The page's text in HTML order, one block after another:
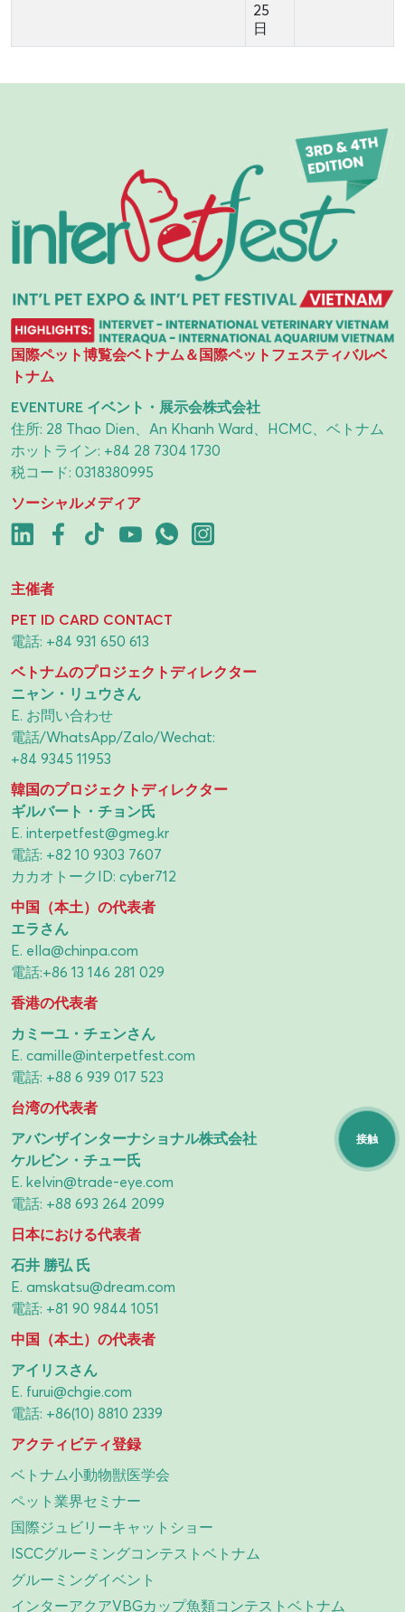
25
日
国際ペット博覧会ベトナム＆国際ペットフェスティバルベ
トナム
EVENTURE イベント・展示会株式会社
住所: 28 Thao Dien、An Khanh Ward、HCMC、ベトナム
ホットライン: +84 28 7304 1730
税コード: 0318380995
ソーシャルメディア
主催者
PET ID CARD CONTACT
電話: +84 931 650 613
ベトナムのプロジェクトディレクター
ニャン・リュウさん
E. お問い合わせ
電話/WhatsApp/Zalo/Wechat:
+84 9345 11953
韓国のプロジェクトディレクター
ギルバート・チョン氏
E. interpetfest@gmeg.kr
電話: +82 10 9303 7607
カカオトークID: cyber712
中国（本土）の代表者
エラさん
E. ella@chinpa.com
電話:+86 13 146 281 029
香港の代表者
カミーユ・チェンさん
E. camille@interpetfest.com
電話: +88 6 939 017 523
台湾の代表者
アバンザインターナショナル株式会社
ケルビン・チュー氏
E. kelvin@trade-eye.com
電話: +88 693 264 2099
日本における代表者
石井 勝弘 氏
E. amskatsu@dream.com
電話: +81 90 9844 1051
中国（本土）の代表者
アイリスさん
E. furui@chgie.com
電話: +86(10) 8810 2339
アクティビティ登録
ベトナム小動物獣医学会
ペット業界セミナー
国際ジュビリーキャットショー
ISCCグルーミングコンテストベトナム
グルーミングイベント
インターアクアVBGカップ魚類コンテストベトナム
接触